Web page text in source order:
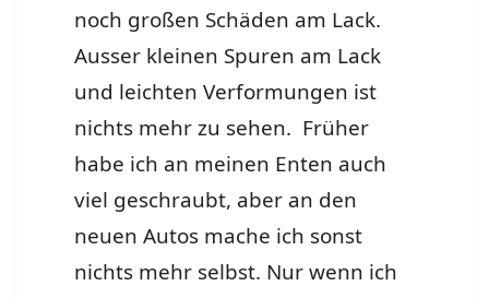
noch großen Schäden am Lack.
Ausser kleinen Spuren am Lack
und leichten Verformungen ist
nichts mehr zu sehen. Früher
habe ich an meinen Enten auch
viel geschraubt, aber an den
neuen Autos mache ich sonst
nichts mehr selbst. Nur wenn ich